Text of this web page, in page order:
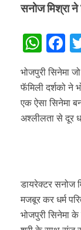
सनोज मिश्रा
W
h
at
s
A
F
ac
e
b
o
भोजपुरी सिनेमा
फॅमिली दर्शको ने
एक ऐसा सिनेमा
अश्लीलता से दूर
डायरेक्टर सनोज
मजबूर कर धर्म
भोजपुरी सिनेमा